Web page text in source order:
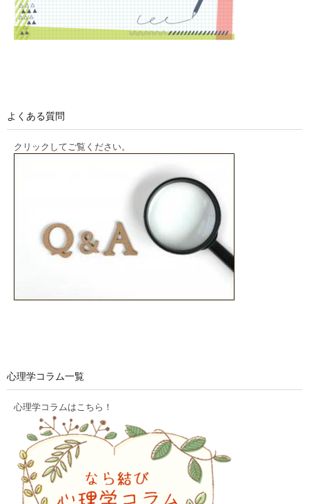
よくある質問
クリックしてご覧ください。
心理学コラム一覧
心理学コラムはこちら！